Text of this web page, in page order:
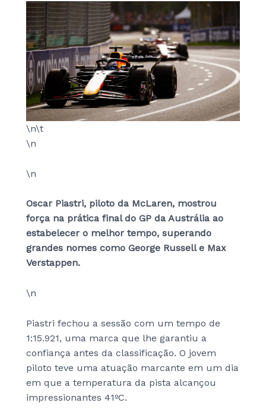
\n\t
\n
\n
Oscar Piastri, piloto da McLaren, mostrou
força na prática final do GP da Austrália ao
estabelecer o melhor tempo, superando
grandes nomes como George Russell e Max
Verstappen.
\n
Piastri fechou a sessão com um tempo de
1:15.921, uma marca que lhe garantiu a
confiança antes da classificação. O jovem
piloto teve uma atuação marcante em um dia
em que a temperatura da pista alcançou
impressionantes 41ºC.